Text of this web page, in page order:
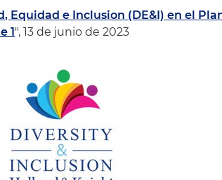
Equidad e Inclusion (DE&I) en el
1", 13 de junio de 2023